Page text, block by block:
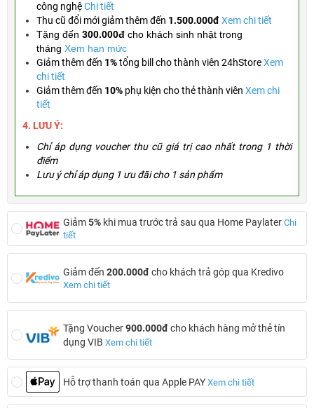
công nghệChi tiết
Thu cũ đổi mới giảm thêm đến 1.500.000đXem chi tiết
Tặng đến 300.000đ cho khách sinh nhật trong
tháng Xem hạn mức
Giảm thêm đến 1%tổng bill cho thành viên 24hStoreXem
chi tiết
Giảm thêm đến 10% phụ kiện cho thẻ thành viên Xem chi
tiết
4. LƯU Ý:
Chỉ áp dụng voucher thu cũ giá trị cao nhất trong 1 thời
điểm
Lưu ý chỉ áp dụng 1 ưu đãi cho 1 sản phẩm
Giảm5% khi mua trước trả sau qua Home Paylater Chi
tiết
Giảm đến 200.000đcho khách trả góp qua Kredivo
Xem chi tiết
Tặng Voucher900.000đcho khách hàng mở thẻ tín
dụng VIB Xem chi tiết
Hỗ trợ thanh toán qua Apple PAY Xem chi tiết